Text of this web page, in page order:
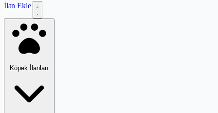
İlan Ekle
Köpek İlanları